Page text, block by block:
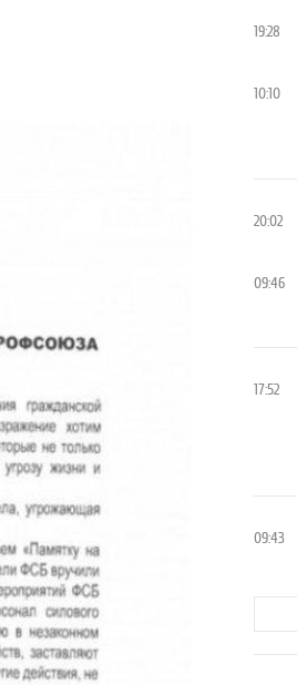
19:28
10:10
20:02
09:46
17:52
09:43